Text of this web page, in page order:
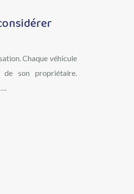
Chaque véhicule
son propriétaire.